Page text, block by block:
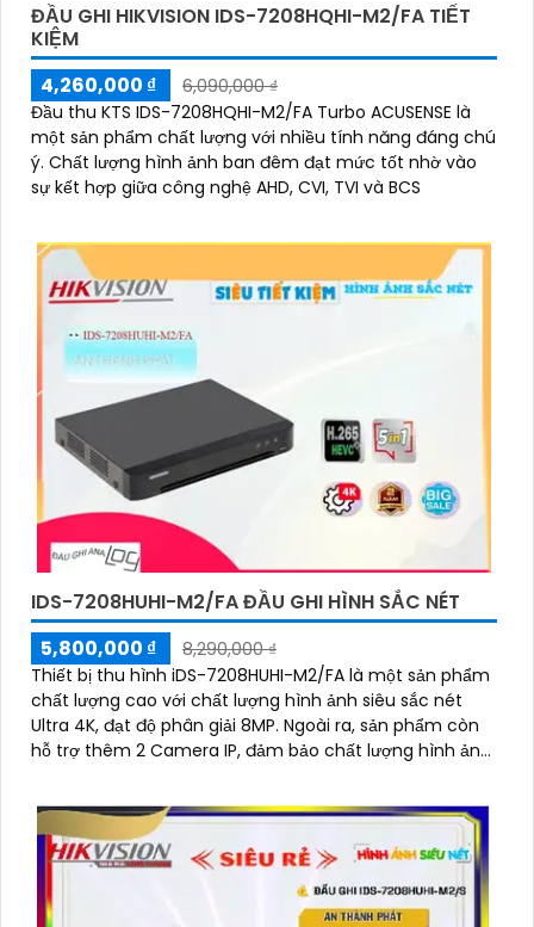
ĐẦU GHI HIKVISION IDS-7208HQHI-M2/FA TIẾT
KIỆM
4,260,000 ₫
6,090,000 ₫
Đầu thu KTS IDS-7208HQHI-M2/FA Turbo ACUSENSE là
một sản phẩm chất lượng với nhiều tính năng đáng chú
ý. Chất lượng hình ảnh ban đêm đạt mức tốt nhờ vào
sự kết hợp giữa công nghệ AHD, CVI, TVI và BCS
IDS-7208HUHI-M2/FA ĐẦU GHI HÌNH SẮC NÉT
5,800,000 ₫
8,290,000 ₫
Thiết bị thu hình iDS-7208HUHI-M2/FA là một sản phẩm
chất lượng cao với chất lượng hình ảnh siêu sắc nét
Ultra 4K, đạt độ phân giải 8MP. Ngoài ra, sản phẩm còn
hỗ trợ thêm 2 Camera IP, đảm bảo chất lượng hình ảnh